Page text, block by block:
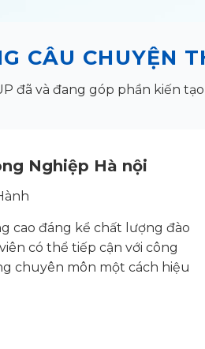
CÂU CHUYỆN
đã và đang góp phần kiến
Nghiệp Hà nội
cao đáng kể chất lượng đào
có thể tiếp cận với công
chuyên môn một cách hiệu